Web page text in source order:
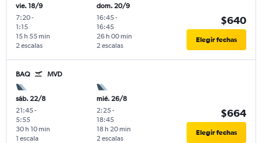
vie. 18/9
7:20-
1:15
2 escalas
15 h 55 min
dom. 20/9
16:45-
16:45
2 escalas
26 h 00 min
$640
Elegir fechas
BAQ MVD
sáb. 22/8
21:45-
5:55
1 escala
30 h 10 min
mié. 26/8
2:25-
18:45
2 escalas
18 h 20 min
$664
Elegir fechas